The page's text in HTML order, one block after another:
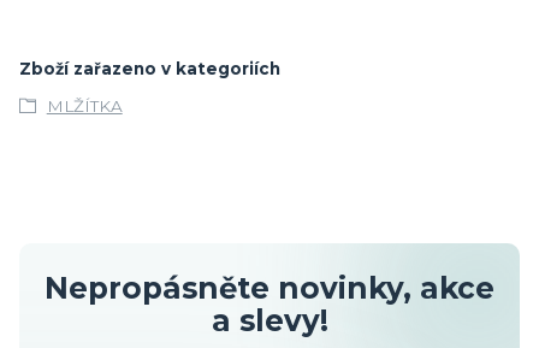
Zboží zařazeno v kategoriích
MLŽÍTKA
Nepropásněte novinky, akce
a slevy!